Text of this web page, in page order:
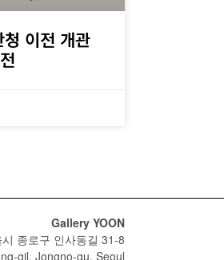
이전 개관
Gallery YOON
종로구 인사동길 31-8
gil, Jongno-gu, Seoul